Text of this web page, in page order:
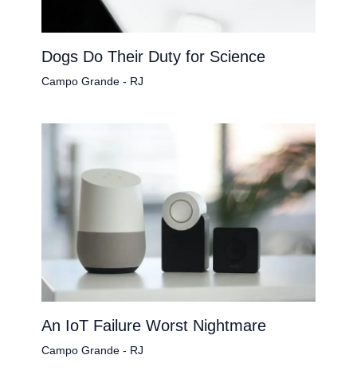
Dogs Do Their Duty for Science
Campo Grande - RJ
An IoT Failure Worst Nightmare
Campo Grande - RJ